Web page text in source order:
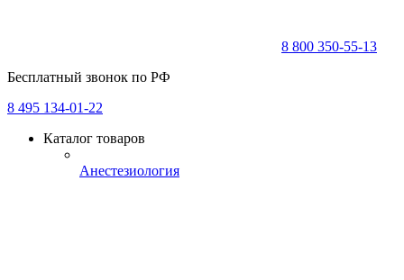
8 800 350-55-13
Бесплатный звонок по РФ
8 495 134-01-22
Каталог товаров
Анестезиология